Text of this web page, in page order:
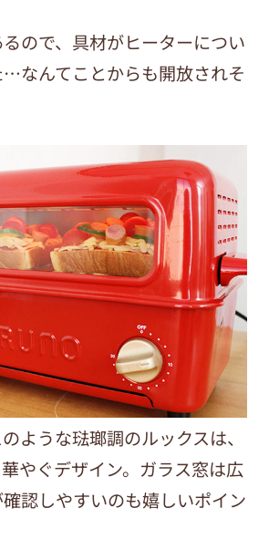
ので、具材がヒーターについ
なんてことからも開放されそ
ような琺瑯調のルックスは、
やぐデザイン。ガラス窓は広
認しやすいのも嬉しいポイン